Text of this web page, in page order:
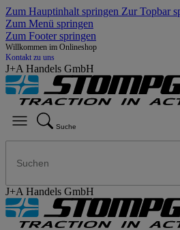
Zum Hauptinhalt springen Zur Topbar
Zum Menü springen
Zum Footer springen
Willkommen im Onlineshop
Kontakt zu uns
J+A Handels GmbH
Suche
J+A Handels GmbH